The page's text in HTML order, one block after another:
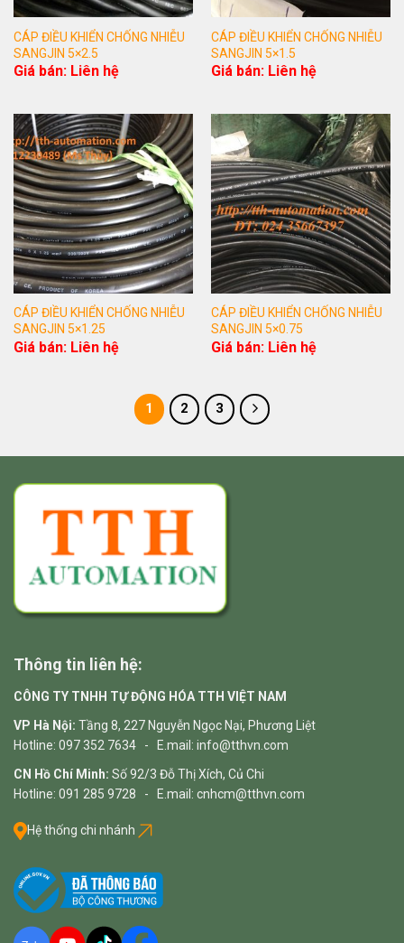
CÁP ĐIỀU KHIỂN CHỐNG NHIỄU
SANGJIN 5×2.5
Giá bán: Liên hệ
CÁP ĐIỀU KHIỂN CHỐNG NHIỄU
SANGJIN 5×1.5
Giá bán: Liên hệ
CÁP ĐIỀU KHIỂN CHỐNG NHIỄU
SANGJIN 5×1.25
Giá bán: Liên hệ
CÁP ĐIỀU KHIỂN CHỐNG NHIỄU
SANGJIN 5×0.75
Giá bán: Liên hệ
1 2 3
Thông tin liên hệ:
CÔNG TY TNHH TỰ ĐỘNG HÓA TTH VIỆT NAM
VP Hà Nội: Tầng 8, 227 Nguyễn Ngọc Nại, Phương Liệt
Hotline: 097 352 7634 - E.mail: info@tthvn.com
CN Hồ Chí Minh: Số 92/3 Đỗ Thị Xích, Củ Chi
Hotline: 091 285 9728 - E.mail: cnhcm@tthvn.com
Hệ thống chi nhánh